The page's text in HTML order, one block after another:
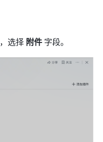
，选择 附件 字段。